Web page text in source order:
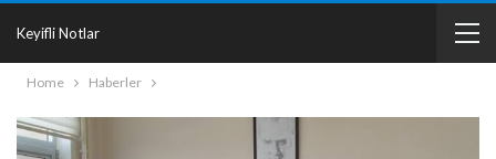
Keyifli Notlar
Home Haberler